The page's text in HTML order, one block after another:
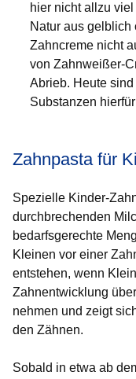
hier nicht allzu
Natur aus gelblich
Zahncreme nicht
von Zahnweißer-
Abrieb. Heute
Substanzen
Zahnpasta für
Spezielle Kinder-
durchbrechenden
bedarfsgerechte
Kleinen vor einer
entstehen, wenn
Zahnentwicklung
nehmen und zeigt
den Zähnen.
Sobald in etwa ab